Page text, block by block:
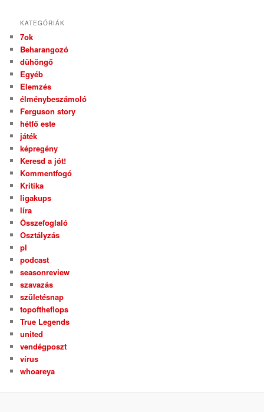
KATEGÓRIÁK
7ok
Beharangozó
dühöngő
Egyéb
Elemzés
élménybeszámoló
Ferguson story
hétfő este
játék
képregény
Keresd a jót!
Kommentfogó
Kritika
ligakups
líra
Összefoglaló
Osztályzás
pl
podcast
seasonreview
szavazás
születésnap
topoftheflops
True Legends
united
vendégposzt
vírus
whoareya